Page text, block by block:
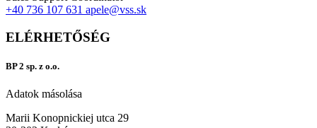
+40 736 107 631 apele@vss.sk
ELÉRHETŐSÉG
BP 2 sp. z o.o.
Adatok másolása
Marii Konopnickiej utca 29